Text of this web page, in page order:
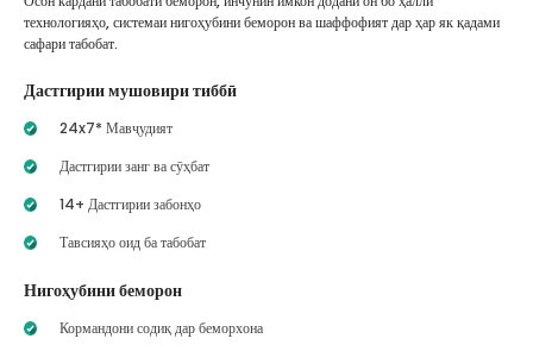
технологияҳо, системаи нигоҳубини беморон ва шаффофият дар ҳар як қадами
сафари табобат.
Дастгирии мушовири тиббӣ
24x7* Мавҷудият
Дастгирии занг ва сӯҳбат
14+ Дастгирии забонҳо
Тавсияҳо оид ба табобат
Нигоҳубини беморон
Кормандони содиқ дар беморхона